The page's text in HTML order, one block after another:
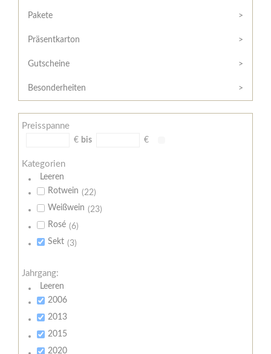
/
Widerrufsformular
AGB
Zahlungsbedingungen
Meine
Pakete
Präsentkarton
Gutscheine
Besonderheiten
Preisspanne
€ bis €
Kategorien
Leeren
Rotwein (22)
Weißwein (23)
Rosé (6)
Sekt (3)
Jahrgang:
Leeren
2006
2013
2015
2020